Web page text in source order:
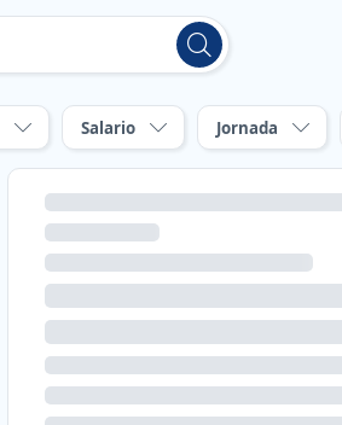
Salario Jornada